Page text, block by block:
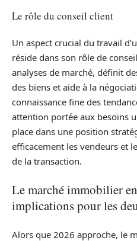
Le rôle du conseil client
Un aspect crucial du travail
réside dans son rôle de
analyses de marché, définit
des biens et aide à la
connaissance fine des
attention portée aux besoins
place dans une position
efficacement les vendeurs et
de la transaction.
Le marché immobilier
implications pour les
Alors que 2026 approche, le